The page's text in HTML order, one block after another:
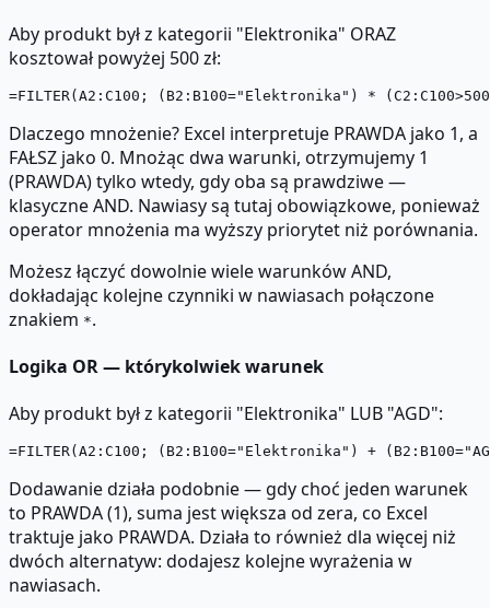
Aby produkt był z kategorii "Elektronika" ORAZ
kosztował powyżej 500 zł:
Dlaczego mnożenie? Excel interpretuje PRAWDA jako 1, a
FAŁSZ jako 0. Mnożąc dwa warunki, otrzymujemy 1
(PRAWDA) tylko wtedy, gdy oba są prawdziwe —
klasyczne AND. Nawiasy są tutaj obowiązkowe, ponieważ
operator mnożenia ma wyższy priorytet niż porównania.
Możesz łączyć dowolnie wiele warunków AND,
dokładając kolejne czynniki w nawiasach połączone
znakiem *.
Logika OR — którykolwiek warunek
Aby produkt był z kategorii "Elektronika" LUB "AGD":
Dodawanie działa podobnie — gdy choć jeden warunek
to PRAWDA (1), suma jest większa od zera, co Excel
traktuje jako PRAWDA. Działa to również dla więcej niż
dwóch alternatyw: dodajesz kolejne wyrażenia w
nawiasach.